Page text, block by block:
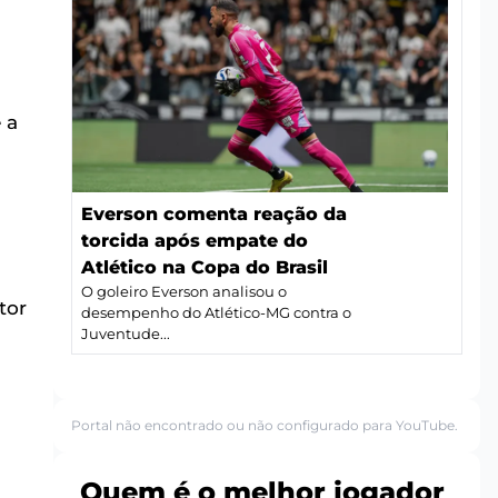
a
Everson comenta reação da
torcida após empate do
Atlético na Copa do Brasil
O goleiro Everson analisou o
desempenho do Atlético-MG contra o
Juventude...
Portal não encontrado ou não configurado para YouTube.